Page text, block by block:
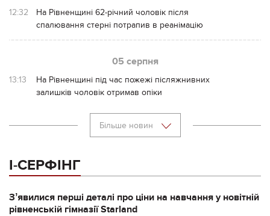
12:32
На Рівненщині 62-річний чоловік після
спалювання стерні потрапив в реанімацію
05 серпня
13:13
На Рівненщині під час пожежі післяжнивних
залишків чоловік отримав опіки
Більше новин
І-СЕРФІНГ
Зʼявилися перші деталі про ціни на навчання у новітній
рівненській гімназії Starland